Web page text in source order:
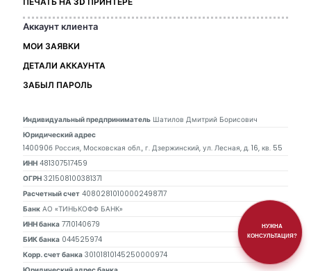
Аккаунт клиента
МОИ ЗАЯВКИ
ДЕТАЛИ АККАУНТА
ЗАБЫЛ ПАРОЛЬ
Индивидуальный предприниматель Шатилов Дмитрий Борисович
Юридический адрес
140090б Россия, Московская обл., г. Дзержинский, ул. Лесная, д. 16, кв. 55
ИНН 481307517459
ОГРН 321508100381371
Расчетный счет 40802810100002498717
Банк АО «ТИНЬКОФФ БАНК»
ИНН банка 7710140679
БИК банка 044525974
Корр. счет банка 30101810145250000974
НУЖНА
КОНСУЛЬТАЦИЯ?